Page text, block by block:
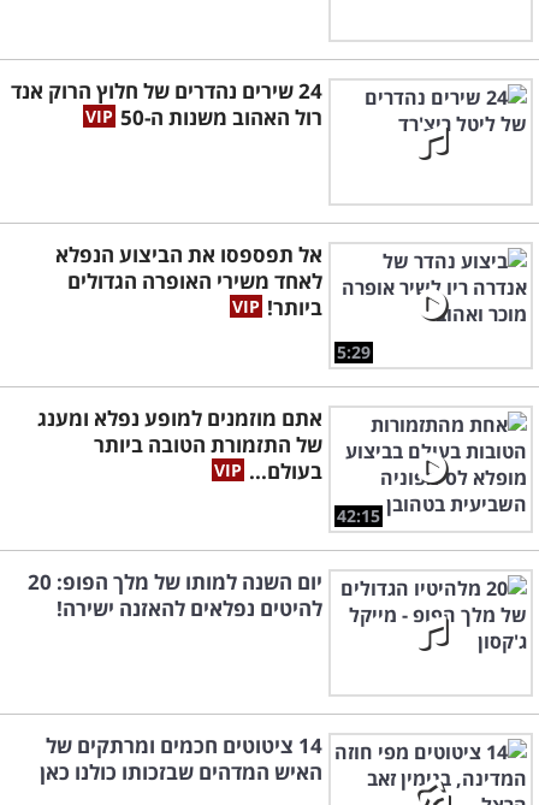
24 שירים נהדרים של חלוץ הרוק אנד
רול האהוב משנות ה-50
5:29
אל תפספסו את הביצוע הנפלא
לאחד משירי האופרה הגדולים
ביותר!
42:15
אתם מוזמנים למופע נפלא ומענג
של התזמורת הטובה ביותר
בעולם...
יום השנה למותו של מלך הפופ: 20
להיטים נפלאים להאזנה ישירה!
14 ציטוטים חכמים ומרתקים של
האיש המדהים שבזכותו כולנו כאן